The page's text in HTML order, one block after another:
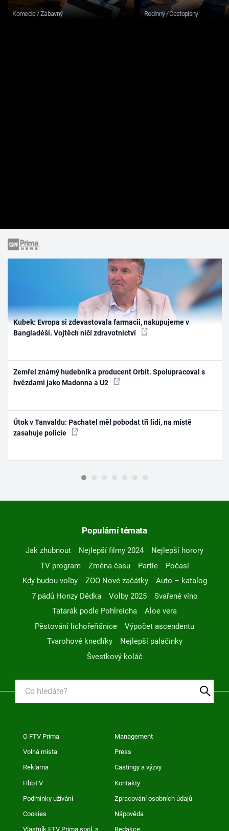
Komedie / Zábavný Rodinný / Cestopisný
Kubek: Evropa si zdevastovala farmacii, nakupujeme v
Bangladéši. Vojtěch ničí zdravotnictví
Zemřel známý hudebník a producent Orbit. Spolupracoval s
hvězdami jako Madonna a U2
Útok v Tanvaldu: Pachatel měl pobodat tři lidi, na místě
zasahuje policie
Populární témata
Jak zhubnout Nejlepší filmy 2024
Nejlepší horory
TV program
Změna času Partie
Počasí
Kdy budou volby
ZOO Nové začátky
Auto – katalog
7 pádů Honzy Dědka
Volby 2025
Svařené víno
Tatarák podle Pohlreicha
Aloe vera
Pěstování lichořeřišnice
Výpočet ascendentu
Tvarohové knedlíky
Nejlepší palačinky
Švestkový koláč
O FTV Prima Management
Volná místa Press
Reklama Castingy a výzvy
HbbTV Kontakty
Podmínky užívání Zpracování osobních údajů
Cookies Nápověda
Vlastník FTV Prima spol. s Redakce